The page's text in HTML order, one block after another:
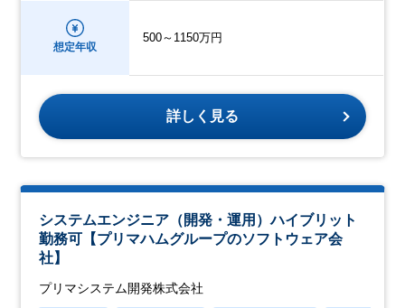
想定年収
500～1150万円
詳しく見る
システムエンジニア（開発・運用）ハイブリット
勤務可【プリマハムグループのソフトウェア会
社】
プリマシステム開発株式会社